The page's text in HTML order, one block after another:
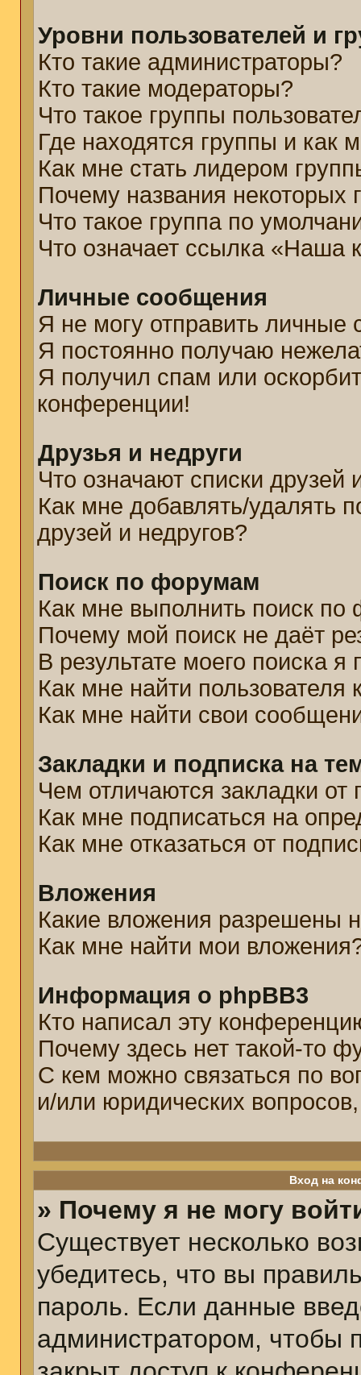
Уровни пользователей и
Кто такие администраторы?
Кто такие модераторы?
Что такое группы
Где находятся группы и как
Как мне стать лидером
Почему названия некоторых
Что такое группа по
Что означает ссылка «Наша
Личные сообщения
Я не могу отправить личные
Я постоянно получаю
Я получил спам или
конференции!
Друзья и недруги
Что означают списки друзей
Как мне добавлять/удалять
друзей и недругов?
Поиск по форумам
Как мне выполнить поиск
Почему мой поиск не даёт
В результате моего поиска
Как мне найти пользователя
Как мне найти свои
Закладки и подписка на
Чем отличаются закладки от
Как мне подписаться на
Как мне отказаться от
Вложения
Какие вложения разрешены
Как мне найти мои
Информация о phpBB3
Кто написал эту
Почему здесь нет такой-то
С кем можно связаться по
и/или юридических
Вход на
» Почему я не могу
Существует несколько
убедитесь, что вы
пароль. Если данные
администратором, чтобы